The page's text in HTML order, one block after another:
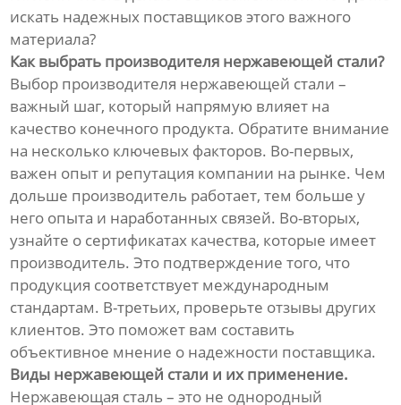
искать надежных поставщиков этого важного
материала?
Как выбрать производителя нержавеющей стали?
Выбор производителя нержавеющей стали –
важный шаг, который напрямую влияет на
качество конечного продукта. Обратите внимание
на несколько ключевых факторов. Во-первых,
важен опыт и репутация компании на рынке. Чем
дольше производитель работает, тем больше у
него опыта и наработанных связей. Во-вторых,
узнайте о сертификатах качества, которые имеет
производитель. Это подтверждение того, что
продукция соответствует международным
стандартам. В-третьих, проверьте отзывы других
клиентов. Это поможет вам составить
объективное мнение о надежности поставщика.
Виды нержавеющей стали и их применение.
Нержавеющая сталь – это не однородный